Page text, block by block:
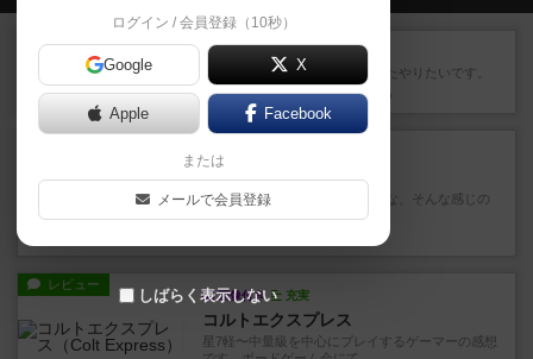
レビュー ゴットファイブ！
運要素があり楽しめました。またやりたいです。
約1時間前by 金賢守(キムヒョンス)
充実
ダブルナイン
雑に死なないラブレターみたいな、そんな感じの
ゲーム。数字カードを１の位...
レビュー
画像付き 充実
コルトエクスプレス
星7軽〜中量級を中心にプレイするゲーマーの感想
ログイン / 会員登録（10秒）
Google X
Apple Facebook
または
メールで会員登録
しばらく表示しない